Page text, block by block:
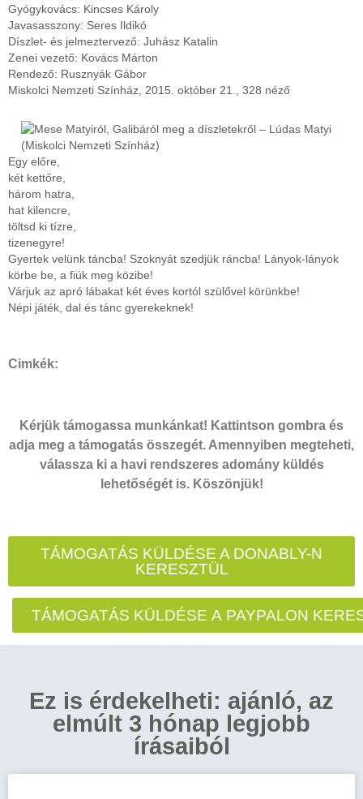
Gyógykovács: Kincses Károly
Javasasszony: Seres Ildikó
Díszlet- és jelmeztervező: Juhász Katalin
Zenei vezető: Kovács Márton
Rendező: Rusznyák Gábor
Miskolci Nemzeti Színház, 2015. október 21., 328 néző
Egy előre,
két kettőre,
három hatra,
hat kilencre,
töltsd ki tízre,
tizenegyre!
Gyertek velünk táncba! Szoknyát szedjük ráncba! Lányok-lányok
körbe be, a fiúk meg közibe!
Várjuk az apró lábakat két éves kortól szülővel körünkbe!
Népi játék, dal és tánc gyerekeknek!
Cimkék:
Kérjük támogassa munkánkat! Kattintson gombra és
adja meg a támogatás összegét. Amennyiben megteheti,
válassza ki a havi rendszeres adomány küldés
lehetőségét is. Köszönjük!
TÁMOGATÁS KÜLDÉSE A DONABLY-N
KERESZTÜL
TÁMOGATÁS KÜLDÉSE A PAYPALON
Ez is érdekelheti: ajánló, az
elmúlt 3 hónap legjobb
írásaiból